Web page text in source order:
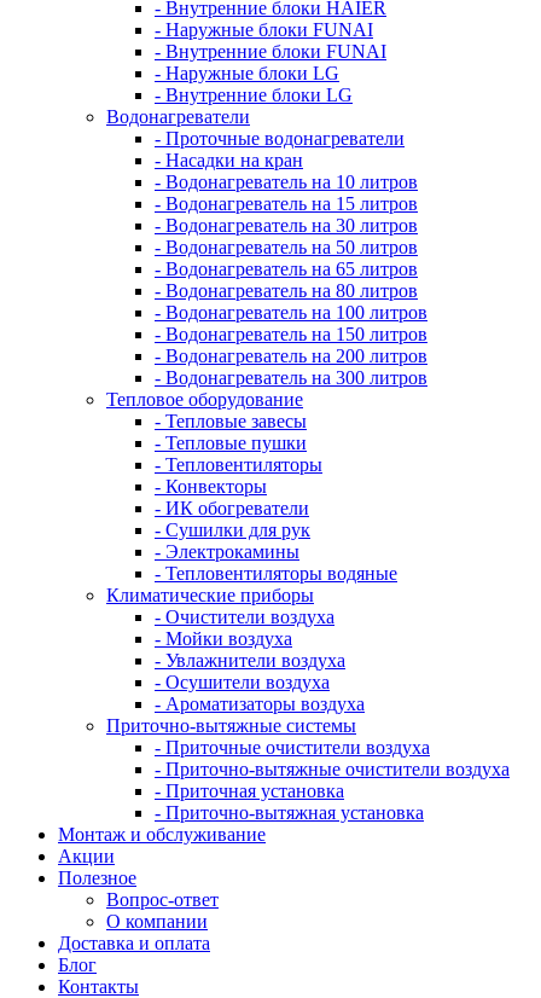
- Внутренние блоки HAIER
- Hаружные блоки FUNAI
- Внутренние блоки FUNAI
- Наружные блоки LG
- Внутренние блоки LG
Водонагреватели
- Проточные водонагреватели
- Наcадки на кран
- Водонагреватель на 10 литров
- Водонагреватель на 15 литров
- Водонагреватель на 30 литров
- Водонагреватель на 50 литров
- Водонагреватель на 65 литров
- Водонагреватель на 80 литров
- Водонагреватель на 100 литров
- Водонагреватель на 150 литров
- Водонагреватель на 200 литров
- Водонагреватель на 300 литров
Тепловое оборудование
- Тепловые завесы
- Тепловые пушки
- Тепловентиляторы
- Конвекторы
- ИК обогреватели
- Сушилки для рук
- Электрокамины
- Тепловентиляторы водяные
Климатические приборы
- Очистители воздуха
- Мойки воздуха
- Увлажнители воздуха
- Осушители воздуха
- Ароматизаторы воздуха
Приточно-вытяжные системы
- Приточные очистители воздуха
- Приточно-вытяжные очистители воздуха
- Приточная установка
- Приточно-вытяжная установка
Монтаж и обслуживание
Акции
Полезное
Вопрос-ответ
О компании
Доставка и оплата
Блог
Контакты